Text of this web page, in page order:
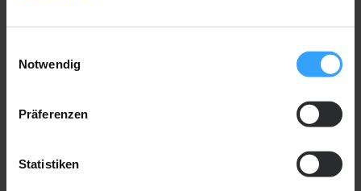
Notwendig
Präferenzen
Statistiken